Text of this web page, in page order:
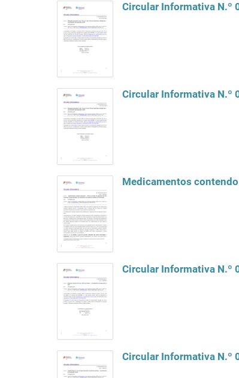
Circular Informativa N.º
Circular Informativa N.º
Medicamentos
Circular Informativa N.º
Circular Informativa N.º